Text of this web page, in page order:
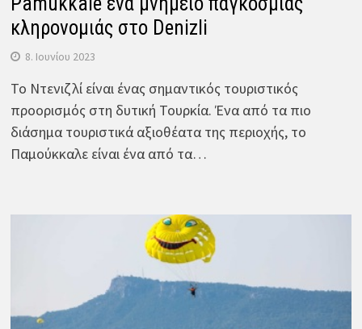
κληρονομιάς στο Denizli
8. Ιουνίου 2023
Το Ντενιζλί είναι ένας σημαντικός τουριστικός
προορισμός στη δυτική Τουρκία. Ένα από τα πιο
διάσημα τουριστικά αξιοθέατα της περιοχής, το
Παμούκκαλε είναι ένα από τα…